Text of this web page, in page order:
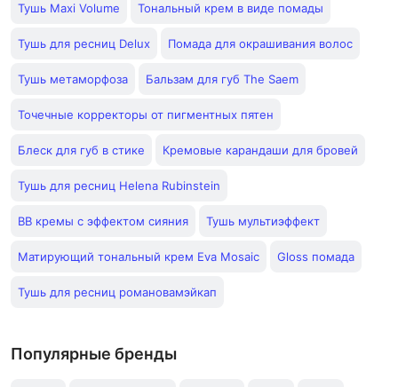
Тушь Maxi Volume Тональный крем в виде помады
Тушь для ресниц Delux Помада для окрашивания волос
Тушь метаморфоза Бальзам для губ The Saem
Точечные корректоры от пигментных пятен
Блеск для губ в стике Кремовые карандаши для бровей
Тушь для ресниц Helena Rubinstein
BB кремы с эффектом сияния Тушь мультиэффект
Матирующий тональный крем Eva Mosaic Gloss помада
Тушь для ресниц романовамэйкап
Популярные бренды